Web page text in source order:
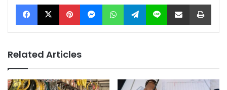
Facebook X Pinterest Messenger WhatsApp Telegram Line Share via Email
Related Articles